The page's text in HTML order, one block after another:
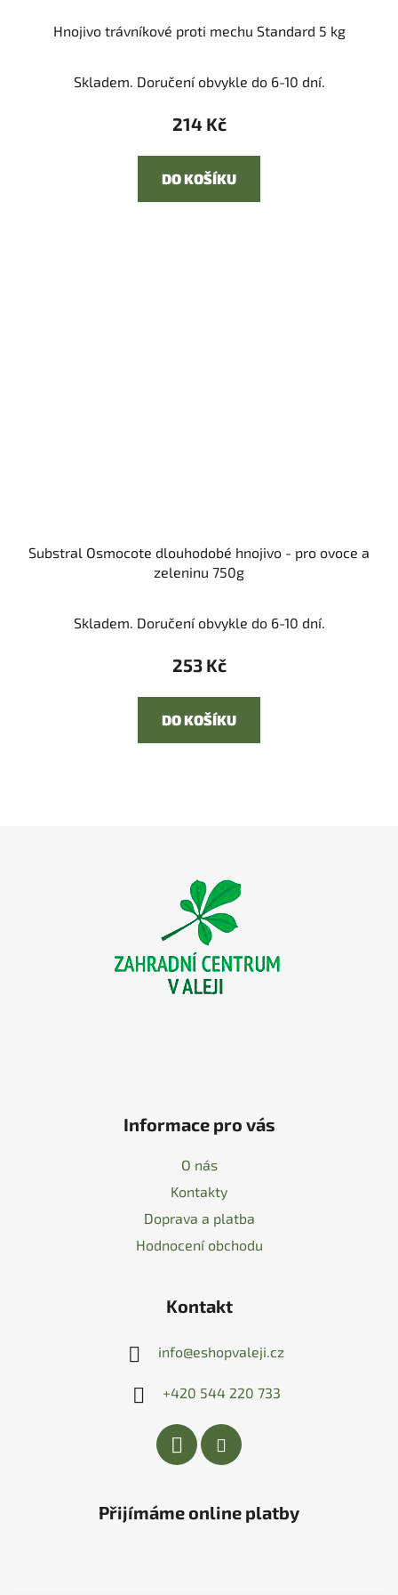
Hnojivo trávníkové proti mechu Standard 5 kg
Skladem. Doručení obvykle do 6-10 dní.
214 Kč
DO KOŠÍKU
Substral Osmocote dlouhodobé hnojivo - pro ovoce a
zeleninu 750g
Skladem. Doručení obvykle do 6-10 dní.
253 Kč
DO KOŠÍKU
Informace pro vás
O nás
Kontakty
Doprava a platba
Hodnocení obchodu
Kontakt
info@eshopvaleji.cz
+420 544 220 733
Přijímáme online platby